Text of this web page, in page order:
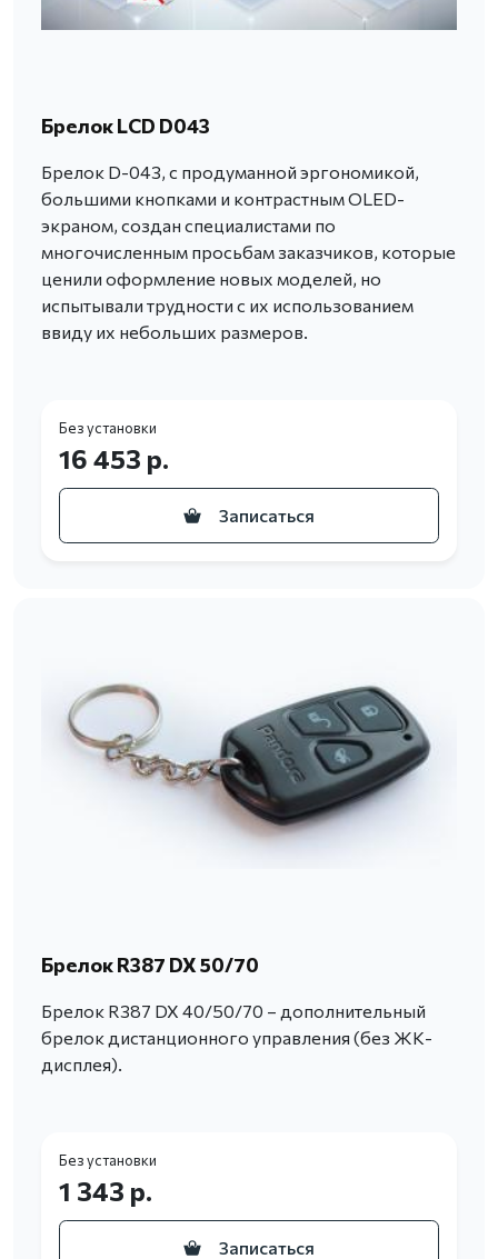
Брелок LCD D043
Брелок D-043, с продуманной эргономикой,
большими кнопками и контрастным OLED-
экраном, создан специалистами по
многочисленным просьбам заказчиков, которые
ценили оформление новых моделей, но
испытывали трудности с их использованием
ввиду их небольших размеров.
Без установки
16 453 р.
Записаться
Брелок R387 DX 50/70
Брелок R387 DX 40/50/70 – дополнительный
брелок дистанционного управления (без ЖК-
дисплея).
Без установки
1 343 р.
Записаться